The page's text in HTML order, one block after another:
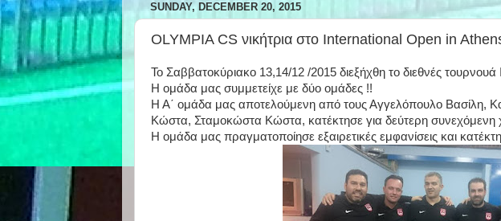
SUNDAY, DECEMBER 20, 2015
OLYMPIA CS νικήτρια στο International Open in
Το Σαββατοκύριακο 13,14/12 /2015 διεξήχθη το διεθνές
Η ομάδα μας συμμετείχε με δύο ομάδες !!
Η Α΄ ομάδα μας αποτελούμενη από τους Αγγελόπουλο Βασίλη,
Κώστα, Σταμοκώστα Κώστα, κατέκτησε για δεύτερη συνεχόμενη
Η ομάδα μας πραγματοποίησε εξαιρετικές εμφανίσεις και